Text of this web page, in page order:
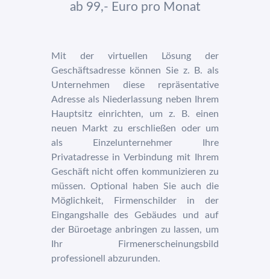
ab 99,- Euro pro Monat
Mit der virtuellen Lösung der
Geschäftsadresse können Sie z. B. als
Unternehmen diese repräsentative
Adresse als Niederlassung neben Ihrem
Hauptsitz einrichten, um z. B. einen
neuen Markt zu erschließen oder um
als Einzelunternehmer Ihre
Privatadresse in Verbindung mit Ihrem
Geschäft nicht offen kommunizieren zu
müssen. Optional haben Sie auch die
Möglichkeit, Firmenschilder in der
Eingangshalle des Gebäudes und auf
der Büroetage anbringen zu lassen, um
Ihr Firmenerscheinungsbild
professionell abzurunden.